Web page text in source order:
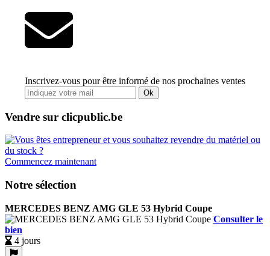
Inscrivez-vous pour être informé de nos prochaines ventes
Ok
Vendre sur clicpublic.be
Commencez maintenant
Notre sélection
MERCEDES BENZ AMG GLE 53 Hybrid Coupe
Consulter le
bien
4 jours